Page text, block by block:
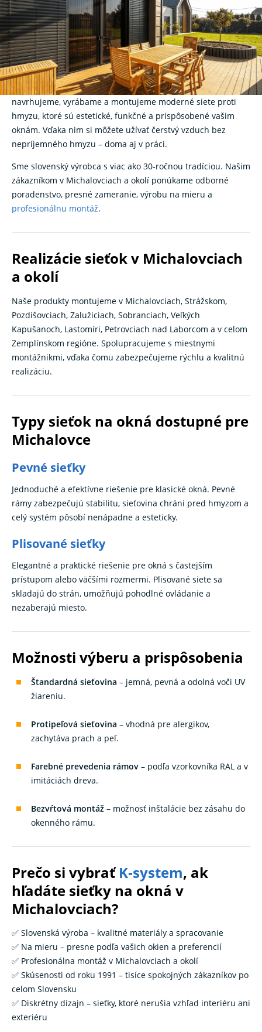
Michalovce – spoľahlivá
ochrana pred hmyzom na
mieru
Hľadáte kvalitnésieťky na oknáv Michalovciach? V K‑systeme
navrhujeme, vyrábame a montujeme moderné siete proti
hmyzu, ktoré sú estetické, funkčné a prispôsobené vašim
oknám. Vďaka nim si môžete užívať čerstvý vzduch bez
nepríjemného hmyzu – doma aj v práci.
Sme slovenský výrobca s viac ako 30-ročnou tradíciou. Našim
zákazníkom v Michalovciach a okolí ponúkame odborné
poradenstvo, presné zameranie, výrobu na mieru a
profesionálnu montáž.
Realizácie sieťok v Michalovciach
a okolí
Naše produkty montujeme v Michalovciach, Strážskom,
Pozdišovciach, Zalužiciach, Sobranciach, Veľkých
Kapušanoch, Lastomíri, Petrovciach nad Laborcom a v celom
Zemplínskom regióne. Spolupracujeme s miestnymi
montážnikmi, vďaka čomu zabezpečujeme rýchlu a kvalitnú
realizáciu.
Typy sieťok na okná dostupné pre
Michalovce
Pevné sieťky
Jednoduché a efektívne riešenie pre klasické okná. Pevné
rámy zabezpečujú stabilitu, sieťovina chráni pred hmyzom a
celý systém pôsobí nenápadne a esteticky.
Plisované sieťky
Elegantné a praktické riešenie pre okná s častejším
prístupom alebo väčšími rozmermi. Plisované siete sa
skladajú do strán, umožňujú pohodlné ovládanie a
nezaberajú miesto.
Možnosti výberu a prispôsobenia
Štandardná sieťovina – jemná, pevná a odolná voči UV
žiareniu.
Protipeľová sieťovina – vhodná pre alergikov,
zachytáva prach a peľ.
Farebné prevedenia rámov – podľa vzorkovníka RAL a v
imitáciách dreva.
Bezvŕtová montáž – možnosť inštalácie bez zásahu do
okenného rámu.
Prečo si vybraťK‑system, ak
hľadáte sieťky na okná v
Michalovciach?
✅ Slovenská výroba – kvalitné materiály a spracovanie
✅ Na mieru – presne podľa vašich okien a preferencií
✅ Profesionálna montáž v Michalovciach a okolí
✅ Skúsenosti od roku 1991 – tisíce spokojných zákazníkov po
celom Slovensku
✅ Diskrétny dizajn – sieťky, ktoré nerušia vzhľad interiéru ani
exteriéru